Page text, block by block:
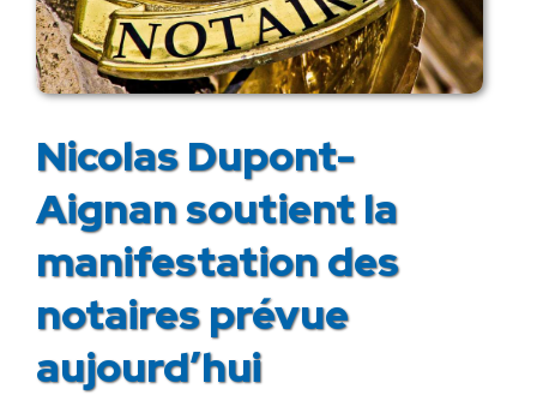
Nicolas Dupont-
Aignan soutient la
manifestation des
notaires prévue
aujourd’hui